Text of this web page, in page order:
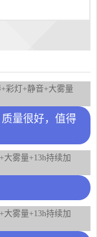
彩灯+静音+大雾量
量很好，值得
雾量+13h持续加
雾量+13h持续加